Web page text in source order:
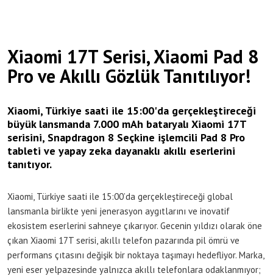
Xiaomi 17T Serisi, Xiaomi Pad 8
Pro ve Akıllı Gözlük Tanıtılıyor!
Xiaomi, Türkiye saati ile 15:00'da gerçekleştireceği
büyük lansmanda 7.000 mAh bataryalı Xiaomi 17T
serisini, Snapdragon 8 Seçkine işlemcili Pad 8 Pro
tableti ve yapay zeka dayanaklı akıllı eserlerini
tanıtıyor.
Xiaomi, Türkiye saati ile 15:00’da gerçekleştireceği global
lansmanla birlikte yeni jenerasyon aygıtlarını ve inovatif
ekosistem eserlerini sahneye çıkarıyor. Gecenin yıldızı olarak öne
çıkan Xiaomi 17T serisi, akıllı telefon pazarında pil ömrü ve
performans çıtasını değişik bir noktaya taşımayı hedefliyor. Marka,
yeni eser yelpazesinde yalnızca akıllı telefonlara odaklanmıyor;